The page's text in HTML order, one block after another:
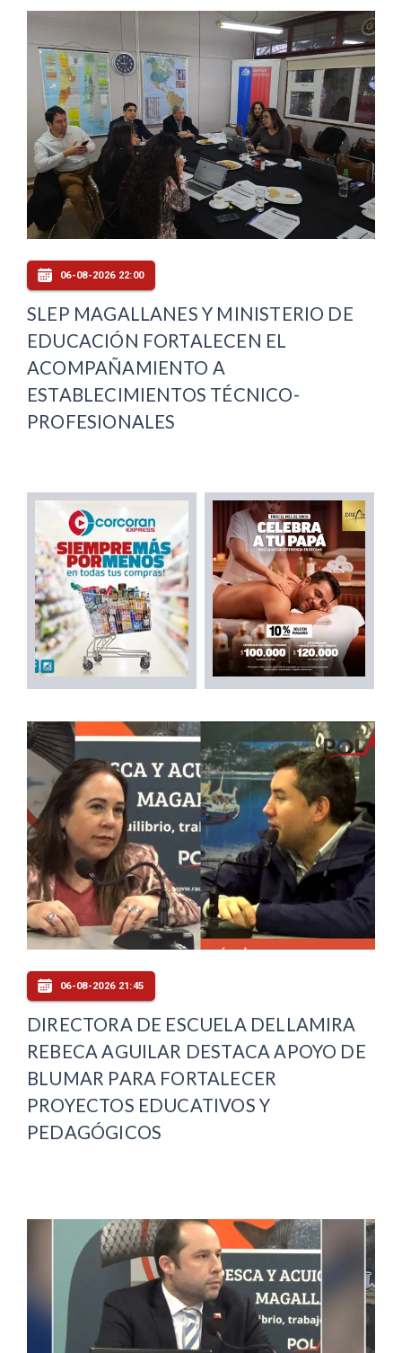
06-08-2026 22:00
SLEP MAGALLANES Y MINISTERIO DE
EDUCACIÓN FORTALECEN EL
ACOMPAÑAMIENTO A
ESTABLECIMIENTOS TÉCNICO-
PROFESIONALES
06-08-2026 21:45
DIRECTORA DE ESCUELA DELLAMIRA
REBECA AGUILAR DESTACA APOYO DE
BLUMAR PARA FORTALECER
PROYECTOS EDUCATIVOS Y
PEDAGÓGICOS